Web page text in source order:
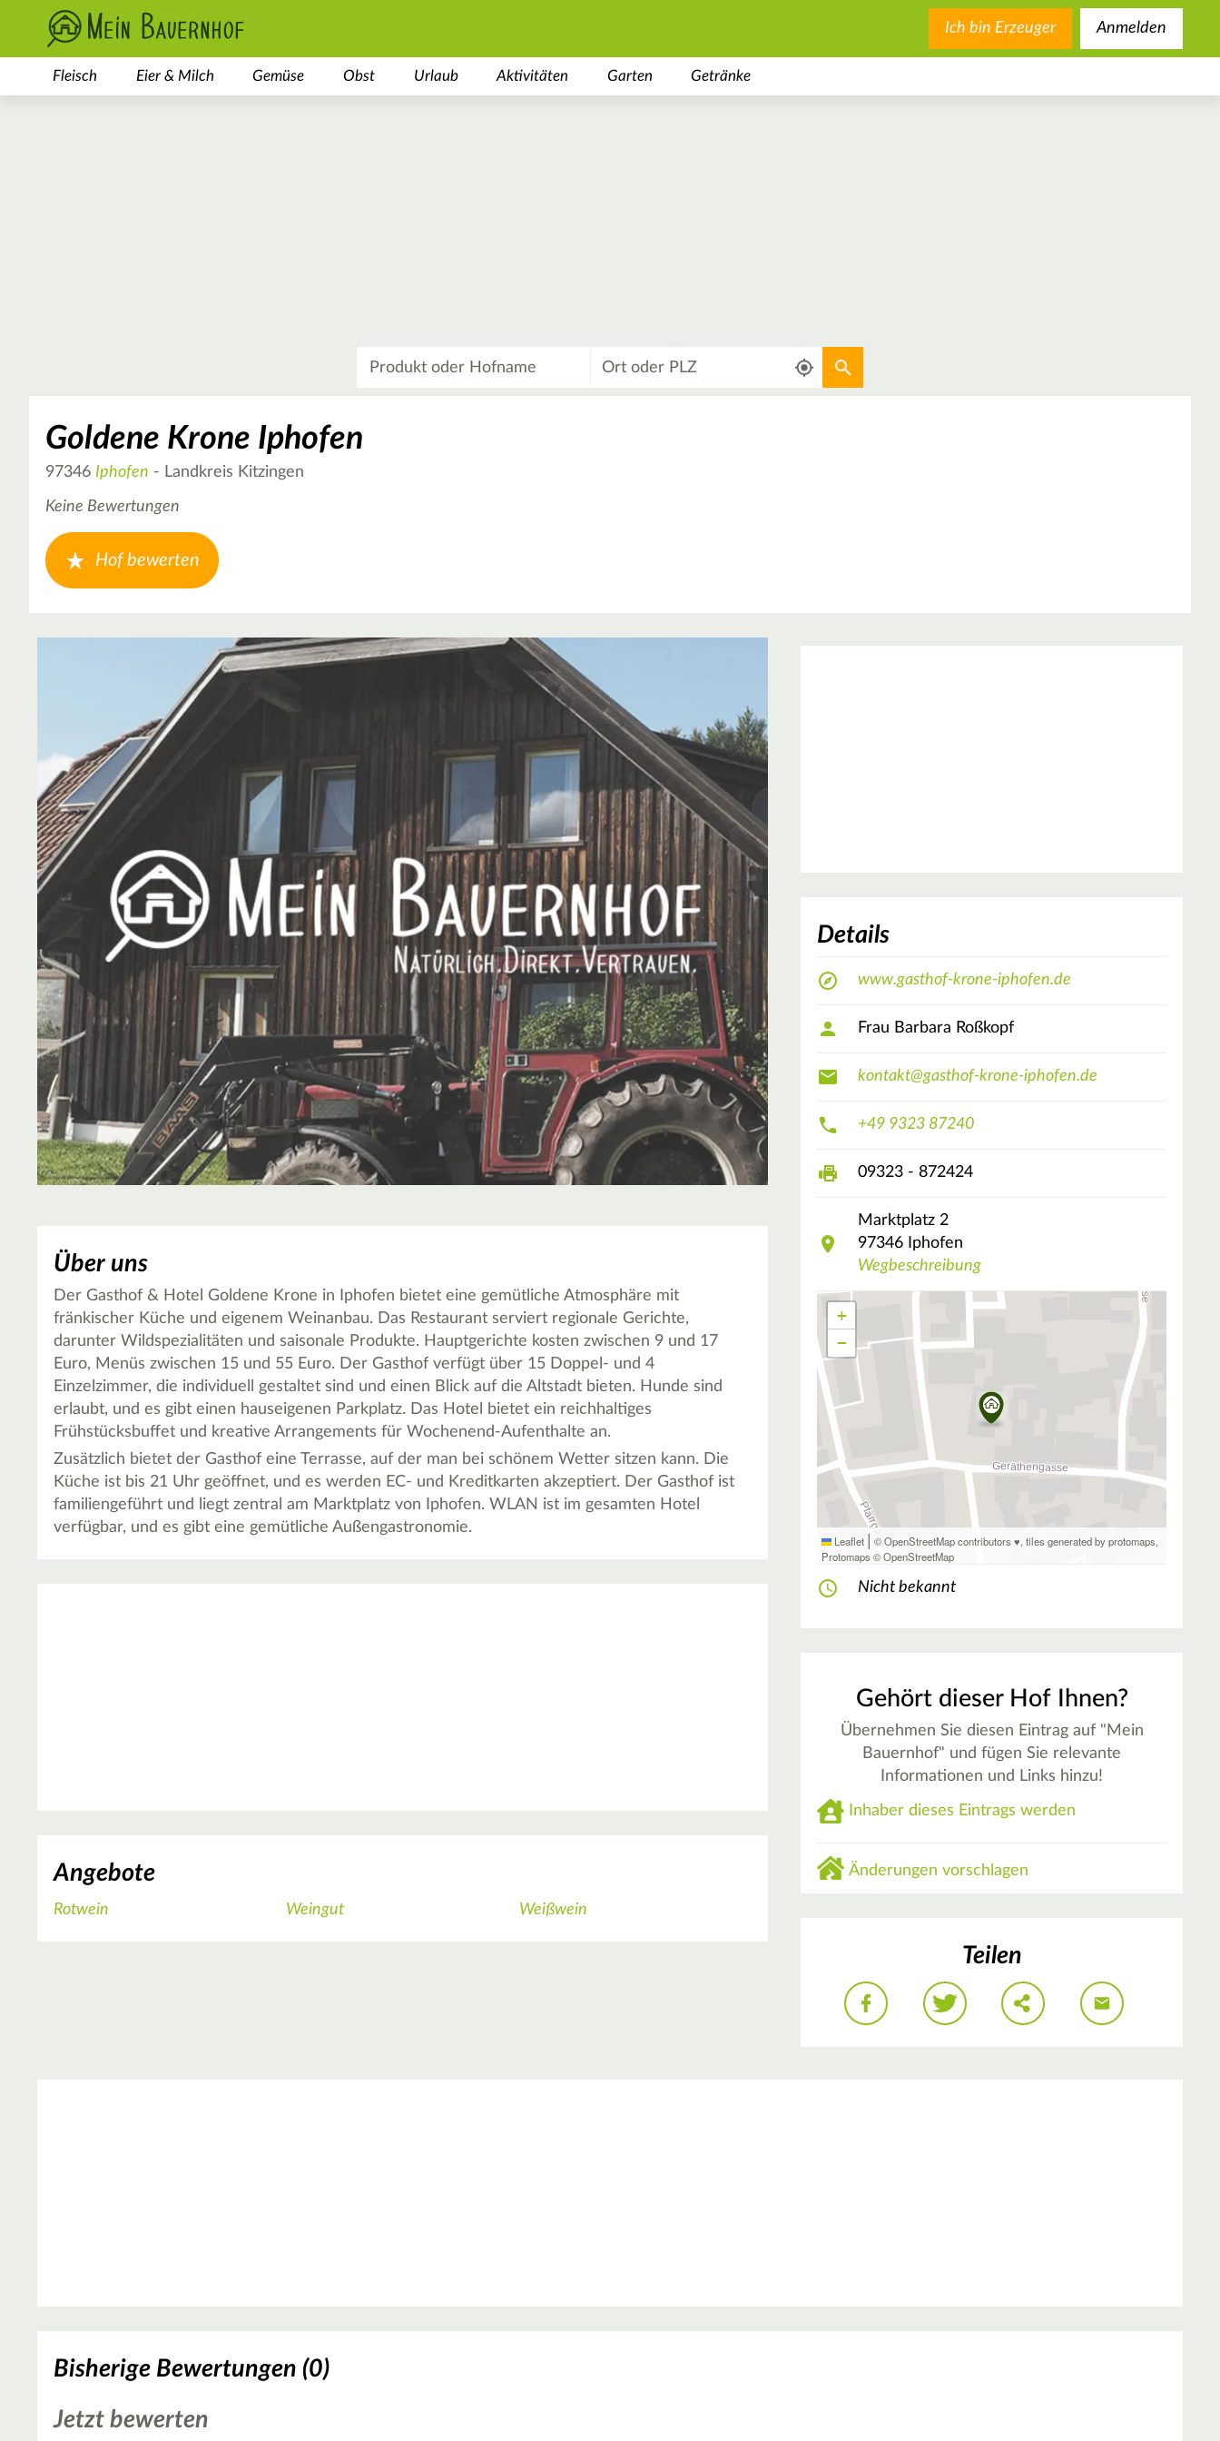
Ich bin Erzeuger Anmelden
Fleisch Eier & Milch Gemüse Obst Urlaub Aktivitäten Garten Getränke
Aktuellen Standort verwenden
Goldene Krone Iphofen
97346 Iphofen - Landkreis Kitzingen
Keine Bewertungen
Hof bewerten
Über uns
Der Gasthof & Hotel Goldene Krone in Iphofen bietet eine gemütliche Atmosphäre mit
fränkischer Küche und eigenem Weinanbau. Das Restaurant serviert regionale Gerichte,
darunter Wildspezialitäten und saisonale Produkte. Hauptgerichte kosten zwischen 9 und 17
Euro, Menüs zwischen 15 und 55 Euro. Der Gasthof verfügt über 15 Doppel- und 4
Einzelzimmer, die individuell gestaltet sind und einen Blick auf die Altstadt bieten. Hunde sind
erlaubt, und es gibt einen hauseigenen Parkplatz. Das Hotel bietet ein reichhaltiges
Frühstücksbuffet und kreative Arrangements für Wochenend-Aufenthalte an.
Zusätzlich bietet der Gasthof eine Terrasse, auf der man bei schönem Wetter sitzen kann. Die
Küche ist bis 21 Uhr geöffnet, und es werden EC- und Kreditkarten akzeptiert. Der Gasthof ist
familiengeführt und liegt zentral am Marktplatz von Iphofen. WLAN ist im gesamten Hotel
verfügbar, und es gibt eine gemütliche Außengastronomie.
Angebote
Rotwein Weingut Weißwein
Details
www.gasthof-krone-iphofen.de
Frau Barbara Roßkopf
kontakt@gasthof-krone-iphofen.de
+49 9323 87240
09323 - 872424
Marktplatz 2
97346
Iphofen
Wegbeschreibung
+
−
Leaflet | © OpenStreetMap contributors ♥,tiles generated by protomaps,
Protomaps ©OpenStreetMap
Nicht bekannt
Gehört dieser Hof Ihnen?
Übernehmen Sie diesen Eintrag auf "Mein
Bauernhof" und fügen Sie relevante
Informationen und Links hinzu!
Inhaber dieses Eintrags werden
Änderungen vorschlagen
Teilen
Bisherige Bewertungen (0)
Jetzt bewerten